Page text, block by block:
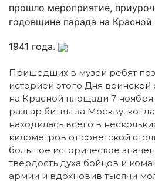
прошло мероприятие,
годовщине парада на
1941 года.
Пришедших в музей ребят
историей этого Дня
на Красной площади 7 ноября
разгар битвы за Москву,
находилась всего в
километров от советской
большое историческое
твёрдость духа бойцов и
армии и вдохновив тысячи